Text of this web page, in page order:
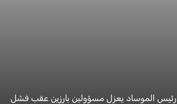
رئيس الموساد يعزل مسؤولين بارزين عقب فشل